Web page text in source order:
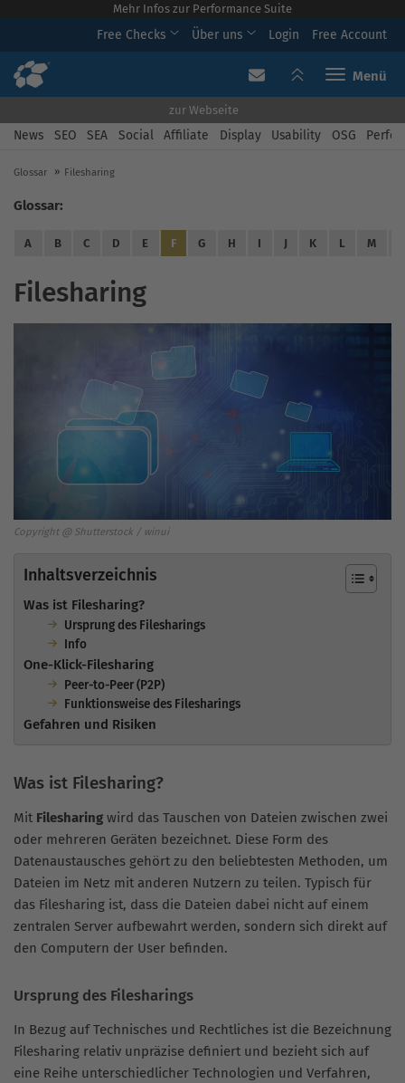
Mehr Infos zur Performance Suite
Free Checks Über uns Login Free Account
Toggle
zur Webseite
News SEO SEA Social Affiliate Display Usability OSG
Glossar Filesharing
Glossar:
A B C D E F G H I J K L M
Filesharing
Copyright @ Shutterstock / winui
Inhaltsverzeichnis
Was ist Filesharing?
Ursprung des Filesharings
Info
One-Klick-Filesharing
Peer-to-Peer (P2P)
Funktionsweise des Filesharings
Gefahren und Risiken
Was ist Filesharing?
Mit Filesharing wird das Tauschen von Dateien zwischen zwei
oder mehreren Geräten bezeichnet. Diese Form des
Datenaustausches gehört zu den beliebtesten Methoden, um
Dateien im Netz mit anderen Nutzern zu teilen. Typisch für
das Filesharing ist, dass die Dateien dabei nicht auf einem
zentralen Server aufbewahrt werden, sondern sich direkt auf
den Computern der User befinden.
Ursprung des Filesharings
In Bezug auf Technisches und Rechtliches ist die Bezeichnung
Filesharing relativ unpräzise definiert und bezieht sich auf
eine Reihe unterschiedlicher Technologien und Verfahren,